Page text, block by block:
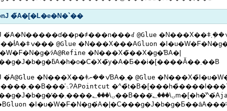
�̃A�[�L�e�N�`��
�́A�N�����ɗ��p�҂���n���ꂽ @Glue �N���X��ǂݍ��݂܂��B���̂Ƃ��AGluonJ
�̓����ł́A�ǂݍ��� @Glue �N���X���AGluon
@Refine �N���X�̃��X�g�ƁA�|
�C���g�J�b�g�ƃA�h�o�C�X�̃y�A�Ƃ��i�[����Ă��܂��B
�́A@Glue �N���X��ǂݍ��ނƁA�܂� @Glue
�������܂��B���̍ۂɁAPointcut
�C���g�J�b�g�̒��ۍ\���؂����܂��B���ۍ\���؂̃m�[�h�̌^�́A
Gluon